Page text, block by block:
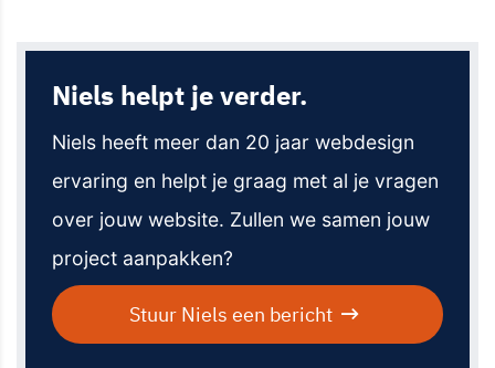
Niels helpt je verder.
Niels heeft meer dan 20 jaar webdesign
ervaring en helpt je graag met al je vragen
over jouw website. Zullen we samen jouw
project aanpakken?
Stuur Niels een bericht